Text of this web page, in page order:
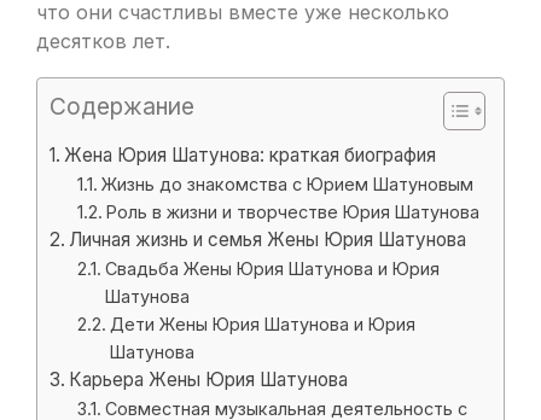
что они счастливы вместе уже несколько
десятков лет.
Содержание
Жена Юрия Шатунова: краткая биография
Жизнь до знакомства с Юрием Шатуновым
Роль в жизни и творчестве Юрия Шатунова
Личная жизнь и семья Жены Юрия Шатунова
Свадьба Жены Юрия Шатунова и Юрия
Шатунова
Дети Жены Юрия Шатунова и Юрия
Шатунова
Карьера Жены Юрия Шатунова
Совместная музыкальная деятельность с